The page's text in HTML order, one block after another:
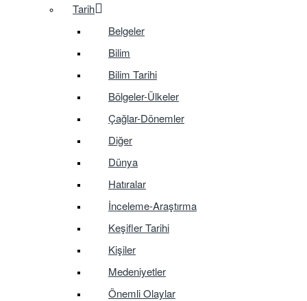
Tarih
Belgeler
Bilim
Bilim Tarihi
Bölgeler-Ülkeler
Çağlar-Dönemler
Diğer
Dünya
Hatıralar
İnceleme-Araştırma
Keşifler Tarihi
Kişiler
Medeniyetler
Önemli Olaylar